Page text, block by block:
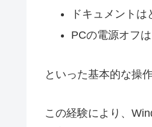
ドキュメントは
PCの電源オフ
といった基本的な操
この経験により、